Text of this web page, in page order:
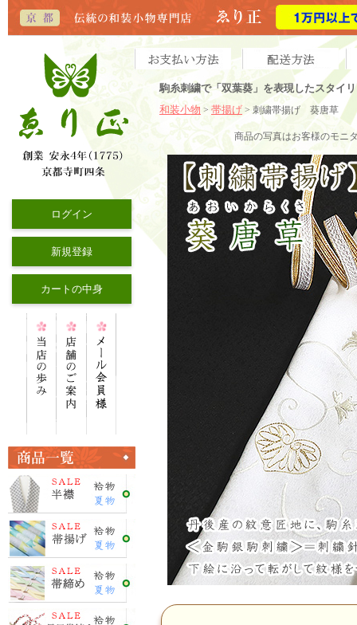
ログイン
新規登録
カートの中身
駒糸刺繍で「双葉葵」を表現したスタイ
和装小物 > 帯揚げ > 刺繍帯揚げ 葵唐草
商品の写真はお客様のモニ